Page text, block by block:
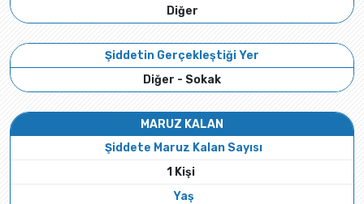
Diğer
Şiddetin Gerçekleştiği Yer
Diğer - Sokak
MARUZ KALAN
Şiddete Maruz Kalan Sayısı
1 Kişi
Yaş